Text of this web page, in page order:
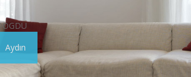
Aydın